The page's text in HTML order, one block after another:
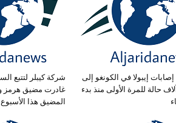
المضيق هذا الأسبوع
إصابات إيبولا في الكونغو إلى
أكثر من 4 آلاف حالة للمرة الأولى منذ بدء